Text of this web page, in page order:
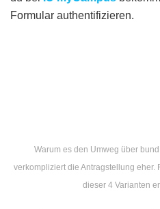
Formular authentifizieren.
Warum es den Umweg über
verkompliziert die Antragstellung eher.
dieser 4 Varianten